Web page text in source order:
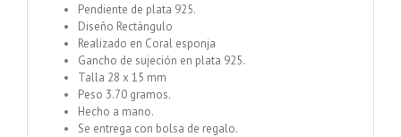
Pendiente de plata 925.
Diseño Rectángulo
Realizado en Coral esponja
Gancho de sujeción en plata 925.
Talla 28 x 15 mm
Peso 3.70 gramos.
Hecho a mano.
Se entrega con bolsa de regalo.